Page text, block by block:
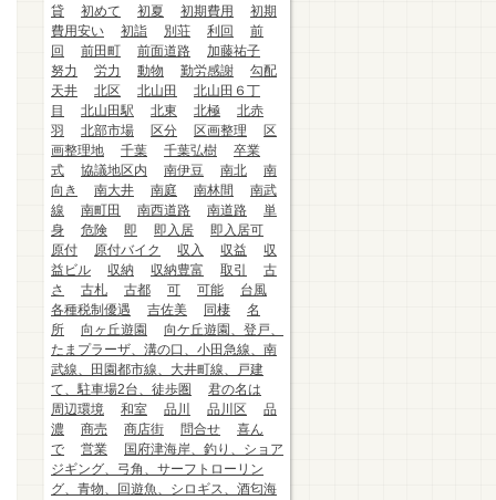
貸
初めて 初夏 初期費用
初期
費用安い
初詣 別荘 利回
前
回
前田町 前面道路
加藤祐子
努力
労力 動物 勤労感謝
勾配
天井
北区 北山田
北山田６丁
目
北山田駅 北東 北極
北赤
羽
北部市場 区分 区画整理
区
画整理地
千葉 千葉弘樹
卒業
式
協議地区内 南伊豆 南北
南
向き
南大井 南庭 南林間
南武
線
南町田 南西道路 南道路
単
身
危険 即 即入居
即入居可
原付
原付バイク 収入 収益
収
益ビル
収納 収納豊富 取引
古
さ
古札 古都 可 可能
台風
各種税制優遇
吉佐美 同棲
名
所
向ヶ丘遊園
向ケ丘遊園、登戸、
たまプラーザ、溝の口、小田急線、南
武線、田園都市線、大井町線、戸建
て、駐車場2台、徒歩圏
君の名は
周辺環境
和室 品川 品川区
品
濃
商売 商店街 問合せ
喜ん
で
営業
国府津海岸、釣り、ショア
ジギング、弓角、サーフトローリン
グ、青物、回遊魚、シロギス、酒匂海